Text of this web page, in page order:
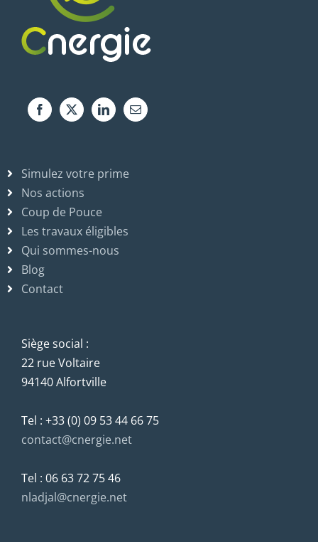
Simulez votre prime
Nos actions
Coup de Pouce
Les travaux éligibles
Qui sommes-nous
Blog
Contact
Siège social :
22 rue Voltaire
94140 Alfortville
Tel : +33 (0) 09 53 44 66 75
contact@cnergie.net
Tel : 06 63 72 75 46
nladjal@cnergie.net